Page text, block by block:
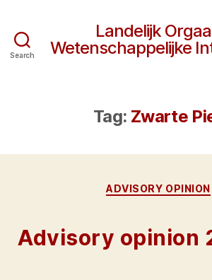
Search
Landelijk
Wetenschappelijke
Tag: Zwarte
Categories
ADVISORY OPINION
Advisory opinion